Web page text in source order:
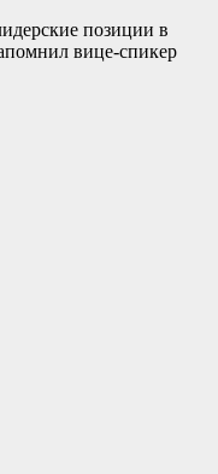
позиции в
вице-спикер